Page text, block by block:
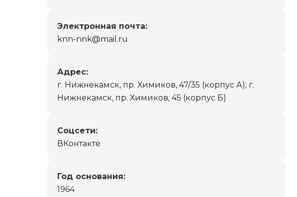
Электронная почта:
knn-nnk@mail.ru
Адрес:
г. Нижнекамск, пр. Химиков, 47/35 (корпус А); г.
Нижнекамск, пр. Химиков, 45 (корпус Б)
Cоцсети:
ВКонтакте
Год основания:
1964